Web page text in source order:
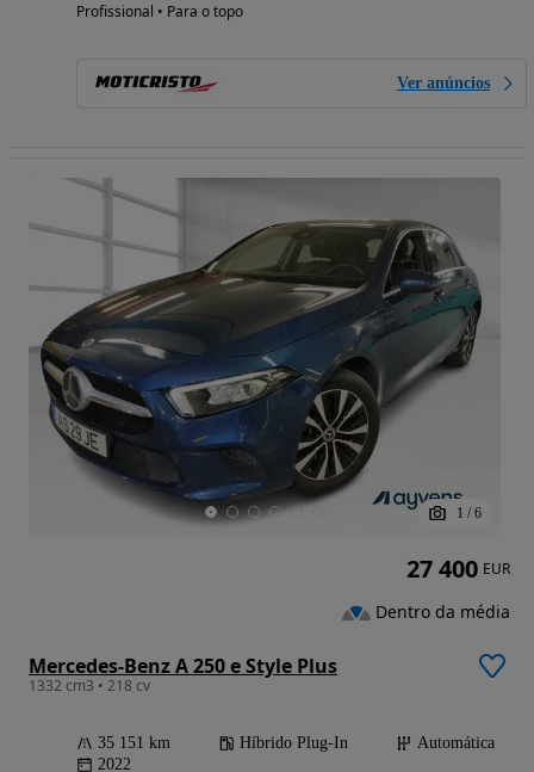
Profissional • Para o topo
Ver anúncios
1 / 6
Mercedes-Benz A 250 e Style Plus
1332 cm3 • 218 cv
35 151 km Híbrido Plug-In
Automática
2022
27 400 EUR
Dentro da média